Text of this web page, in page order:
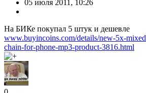
05 июля 2011, 10:26
На БИКе покупал 5 штук и дешевле
www.buyincoins.com/details/new-5x-
chain-for-phone-mp3-product-3816.html